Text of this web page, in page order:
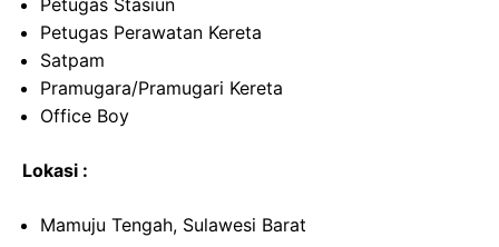
Petugas Stasiun
Petugas Perawatan Kereta
Satpam
Pramugara/Pramugari Kereta
Office Boy
Lokasi :
Mamuju Tengah, Sulawesi Barat